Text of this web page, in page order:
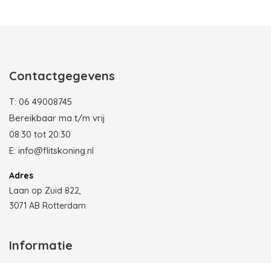
Contactgegevens
T: 06 49008745
Bereikbaar ma t/m vrij
08:30 tot 20:30
E: info@flitskoning.nl
Adres
Laan op Zuid 822,
3071 AB Rotterdam
Informatie